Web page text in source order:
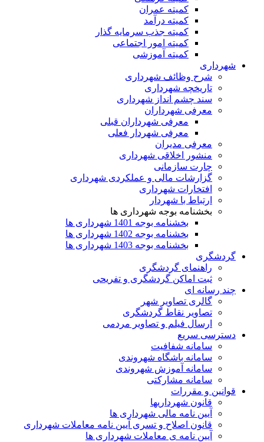
کمیته عمران
کمیته درآمد
کمیته جذب سرمایه گذار
کمیته امور اجتماعی
کمیته آموزشی
شهرداری
شرح وظائف شهرداری
تاریخچه شهرداری
سند چشم انداز شهرداری
معرفی شهرداران
معرفی شهرداران قبلی
معرفی شهردار فعلی
معرفی مدیران
منشور اخلاقی شهرداری
چارت سازمانی
گزارشات مالی و عملکردی شهرداری
افتخارات شهرداری
ارتباط با شهردار
بخشنامه بوجه شهرداری ها
بخشنامه بوجه 1401 شهرداری ها
بخشنامه بوجه 1402 شهرداری ها
بخشنامه بوجه 1403 شهرداری ها
گردشگری
راهنمای گردشگری
ثبت اماکن گردشگری و تفریحی
چند رسانه ای
گالری تصاویر شهر
تصاویر نقاط گردشگری
ارسال فیلم و تصاویر مردمی
دسترسی سریع
سامانه شفافیت
سامانه باشگاه شهروندی
سامانه آموزش شهروندی
سامانه مشارکتی
قوانین و مقررات
قانون شهرداریها
آیین نامه مالی شهرداری ها
قانون اصلاح و تسری آیین نامه معاملات شهرداری
آیین نامه ی معاملات شهرداری ها